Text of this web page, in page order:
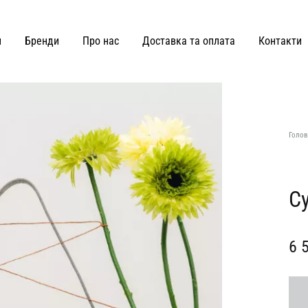
ВЗУТТЯ ТА СУМКИ
Бренди
KateLab
Hey Becca
Lè Charmie
LMR Paris
Miss Diamond
Maricheva
MATCH DENIM
MOHD
Про нас Доставка та оплата Контакти
6